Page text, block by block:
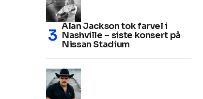
Alan Jackson tok farvel i
Nashville – siste konsert på
Nissan Stadium